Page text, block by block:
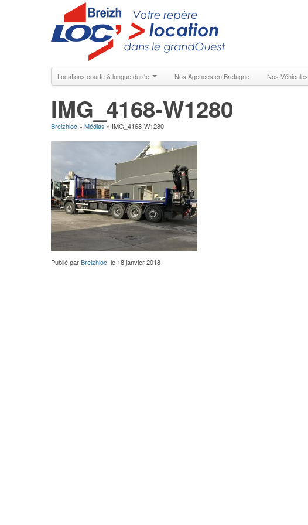
Locations courte & longue durée Nos Agences en Bretagne Nos Véhicules
IMG_4168-W1280
Breizhloc » Médias » IMG_4168-W1280
Publié parBreizhloc, le 18 janvier 2018